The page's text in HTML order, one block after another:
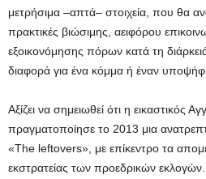
μετρήσιμα –απτά– στοιχεία, που θα
πρακτικές βιώσιμης, αειφόρου
εξοικονόμησης πόρων κατά τη
διαφορά για ένα κόμμα ή έναν
Αξίζει να σημειωθεί ότι η εικαστικός
πραγματοποίησε το 2013 μια
«The leftovers», με επίκεντρο τα
εκστρατείας των προεδρικών